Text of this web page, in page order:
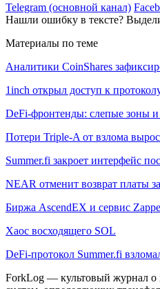
Telegram (основной канал)
Нашли ошибку в тексте?
Материалы по теме
Аналитики CoinShares
1inch открыл доступ к
DeFi-фронтенды: слепые зоны и
Потери Triple-A от взлома
Summer.fi закроет интерфейс
NEAR отменит возврат платы
Биржа AscendEX и сервис
Хаос восходящего SOL
DeFi-протокол Summer.fi
ForkLog — культовый журнал о